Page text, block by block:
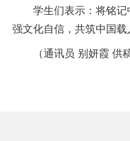
学生们表示：将铭
强文化自信，共筑中国载
（通讯员 别妍霞 供